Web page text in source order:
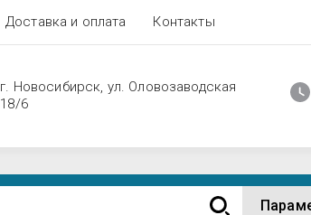
Доставка и оплата Контакты
г. Новосибирск, ул. Оловозаводская
18/6